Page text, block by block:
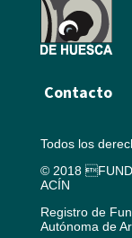
Contacto
Todos los
© 2018
ACÍN
Registro de
Autónoma de